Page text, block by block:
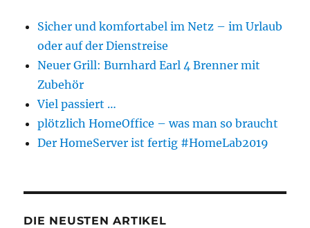
Sicher und komfortabel im Netz – im Urlaub
oder auf der Dienstreise
Neuer Grill: Burnhard Earl 4 Brenner mit
Zubehör
Viel passiert …
plötzlich HomeOffice – was man so braucht
Der HomeServer ist fertig #HomeLab2019
DIE NEUSTEN ARTIKEL